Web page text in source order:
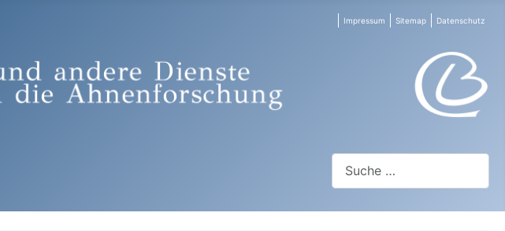
Impressum Sitemap Datenschutz